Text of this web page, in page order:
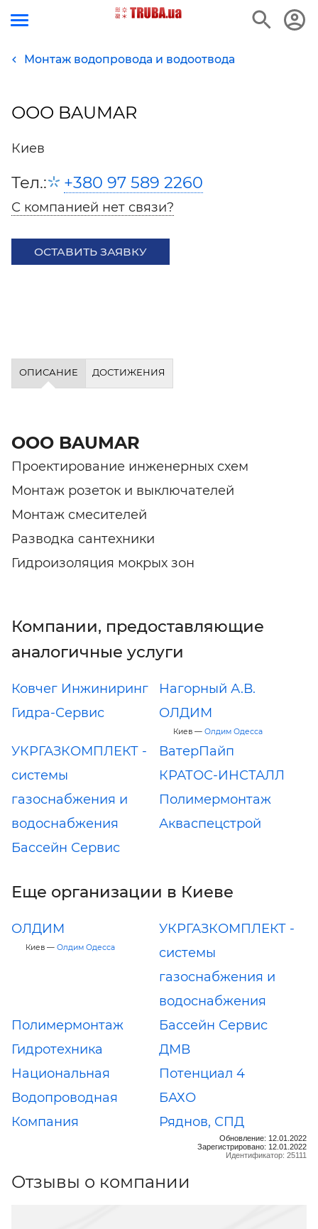
Монтаж водопровода и водоотвода
ООО BAUMAR
Киев
Тел.: +380 97 589 2260
С компанией нет связи?
ОСТАВИТЬ ЗАЯВКУ
ОПИСАНИЕ ДОСТИЖЕНИЯ
ООО BAUMAR
Проектирование инженерных схем
Монтаж розеток и выключателей
Монтаж смесителей
Разводка сантехники
Гидроизоляция мокрых зон
Компании, предоставляющие
аналогичные услуги
Ковчег Инжиниринг
Нагорный А.В.
Гидра-Сервис
ОЛДИМ
Киев — Олдим Одесса
УКРГАЗКОМПЛЕКТ -
системы
газоснабжения и
водоснабжения
ВатерПайп
КРАТОС-ИНСТАЛЛ
Полимермонтаж
Акваспецстрой
Бассейн Сервис
Еще организации в Киеве
ОЛДИМ
Киев — Олдим Одесса
УКРГАЗКОМПЛЕКТ -
системы
газоснабжения и
водоснабжения
Полимермонтаж
Бассейн Сервис
Гидротехника
ДМВ
Национальная
Водопроводная
Компания
Потенциал 4
БАХО
Ряднов, СПД
Обновление: 12.01.2022
Зарегистрировано: 12.01.2022
Идентификатор: 25111
Отзывы о компании